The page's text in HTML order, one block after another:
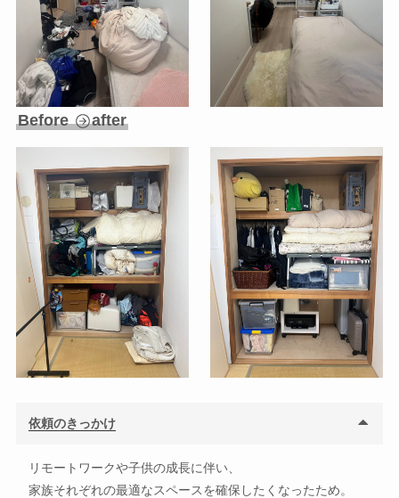
Before after
依頼のきっかけ
リモートワークや子供の成長に伴い、
家族それぞれの最適なスペースを確保したくなったため。